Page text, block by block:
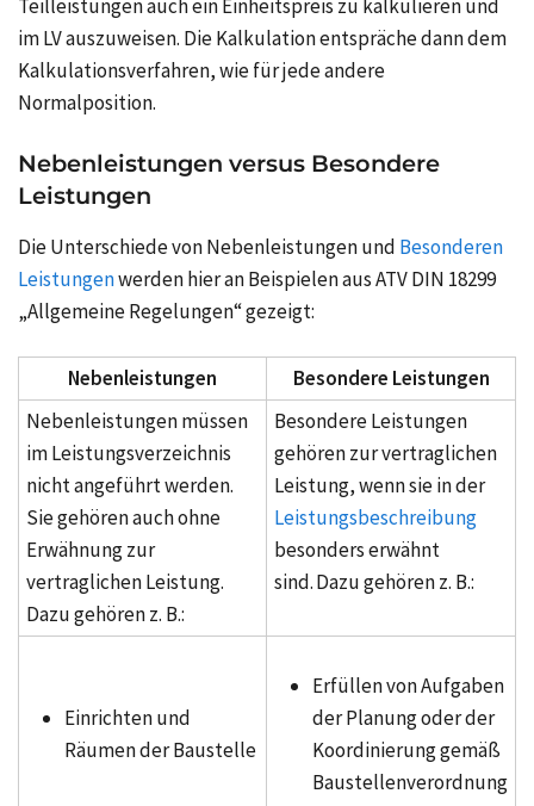
Teilleistungen auch ein Einheitspreis zu kalkulieren und
im LV auszuweisen. Die Kalkulation entspräche dann dem
Kalkulationsverfahren, wie für jede andere
Normalposition.
Nebenleistungen versus Besondere
Leistungen
Die Unterschiede von Nebenleistungen und Besonderen
Leistungenwerden hier an Beispielen aus ATV DIN 18299
„Allgemeine Regelungen“ gezeigt:
Nebenleistungen
Besondere Leistungen
Nebenleistungen müssen
im Leistungsverzeichnis
nicht angeführt werden.
Sie gehören auch ohne
Erwähnung zur
vertraglichen Leistung.
Dazu gehören z. B.:
Besondere Leistungen
gehören zur vertraglichen
Leistung, wenn sie in der
Leistungsbeschreibung
besonders erwähnt
sind. Dazu gehören z. B.:
Einrichten und
Räumen der Baustelle
Erfüllen von Aufgaben
der Planung oder der
Koordinierung gemäß
Baustellenverordnung